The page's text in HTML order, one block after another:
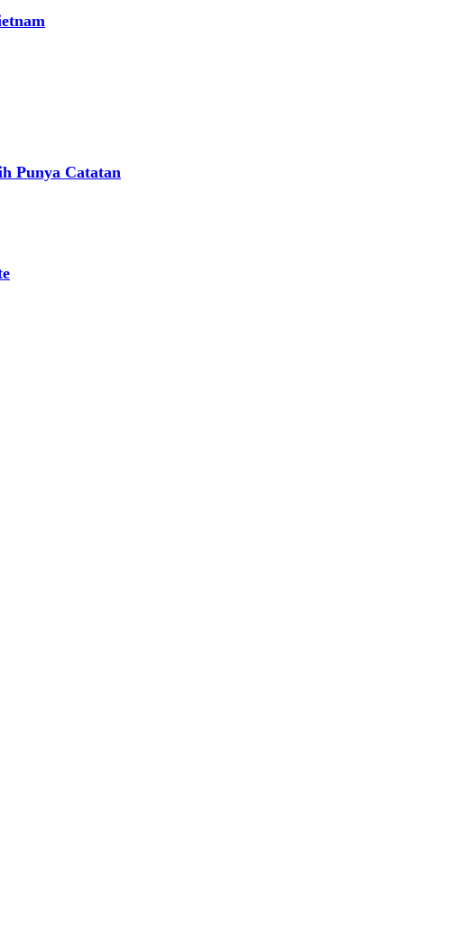
Punya Catatan